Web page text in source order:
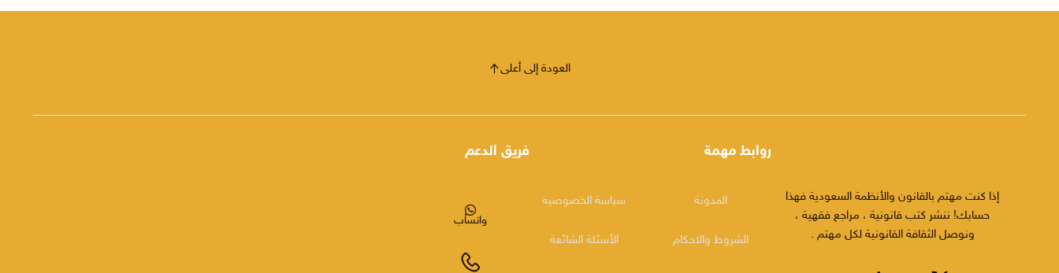
العودة إلى أعلى
إذا كنت مهتم بالقانون والأنظمة السعودية فهذا
حسابك! ننشر كتب قانونية ، مراجع فقهية ،
ونوصل الثقافة القانونية لكل مهتم .
روابط مهمة
المدونة
الشروط والاحكام
سياسة الخصوصية
الأسئلة الشائعة
فريق الدعم
واتساب